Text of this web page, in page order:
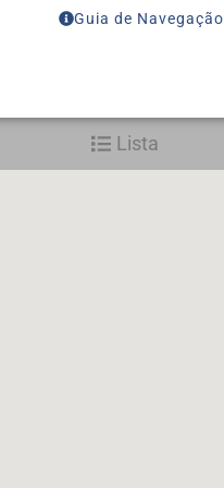
Guia de Navegação
Lista